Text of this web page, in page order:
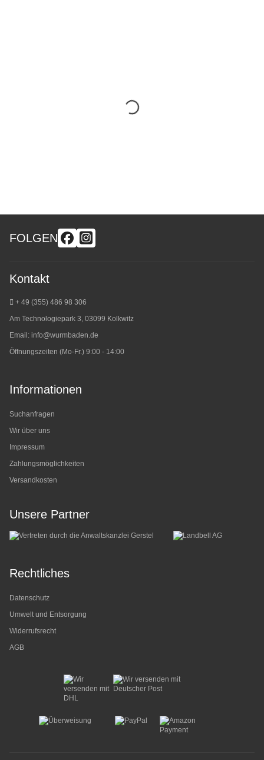
FOLGEN
Kontakt
+ 49 (355) 486 98 306
Am Technologiepark 3, 03099 Kolkwitz
Email: info@wurmbaden.de
Öffnungszeiten (Mo-Fr.) 9:00 - 14:00
Informationen
Suchanfragen
Wir über uns
Impressum
Zahlungsmöglichkeiten
Versandkosten
Unsere Partner
Rechtliches
Datenschutz
Umwelt und Entsorgung
Widerrufsrecht
AGB